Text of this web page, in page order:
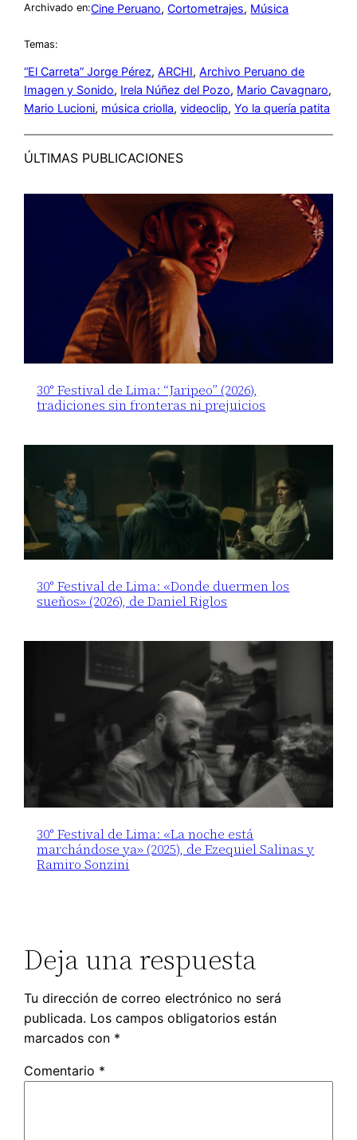
Archivado en:Cine Peruano, Cortometrajes, Música
Temas:
“El Carreta” Jorge Pérez, ARCHI, Archivo Peruano de
Imagen y Sonido, Irela Núñez del Pozo, Mario Cavagnaro
Mario Lucioni, música criolla, videoclip, Yo la quería patita
ÚLTIMAS PUBLICACIONES
30° Festival de Lima: “Jaripeo” (2026),
tradiciones sin fronteras ni prejuicios
30° Festival de Lima: «Donde duermen los
sueños» (2026), de Daniel Riglos
30° Festival de Lima: «La noche está
marchándose ya» (2025), de Ezequiel Salinas y
Ramiro Sonzini
Deja una respuesta
Tu dirección de correo electrónico no será
publicada. Los campos obligatorios están
marcados con *
Comentario *